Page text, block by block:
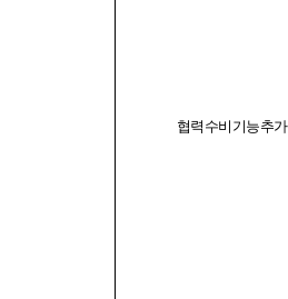
협력 수비 기능 추가